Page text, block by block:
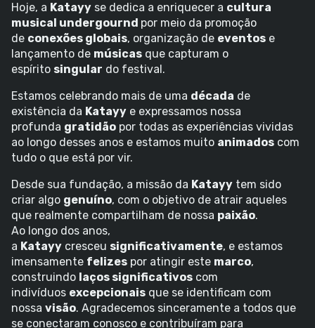
Hoje, a Katayy se dedica a enriquecer a cultura
musical undergournd por meio da promoção
de conexões globais, organização de eventos e
lançamento de músicas que capturam o
espírito singular do festival.
Estamos celebrando mais de uma década de
existência da Katayy e expressamos nossa
profunda gratidão por todas as experiências vividas
ao longo desses anos e estamos muito animados com
tudo o que está por vir.
Desde sua fundação, a missão da Katayy tem sido
criar algo genuíno, com o objetivo de atrair aqueles
que realmente compartilham de nossa paixão.
Ao longo dos anos,
a Katayy cresceu significativamente, e estamos
imensamente felizes por atingir este marco,
construindo laços significativos com
indivíduos excepcionais que se identificam com
nossa visão. Agradecemos sinceramente a todos que
se conectaram conosco e contribuíram para